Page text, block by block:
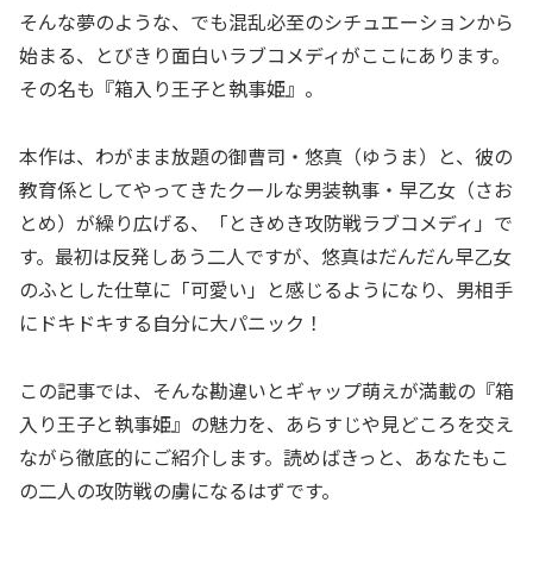
そんな夢のような、でも混乱必至のシチュエーションから
始まる、とびきり面白いラブコメディがここにあります。
その名も『箱入り王子と執事姫』。
本作は、わがまま放題の御曹司・悠真（ゆうま）と、彼の
教育係としてやってきたクールな男装執事・早乙女（さお
とめ）が繰り広げる、「ときめき攻防戦ラブコメディ」で
す。最初は反発しあう二人ですが、悠真はだんだん早乙女
のふとした仕草に「可愛い」と感じるようになり、男相手
にドキドキする自分に大パニック！
この記事では、そんな勘違いとギャップ萌えが満載の『箱
入り王子と執事姫』の魅力を、あらすじや見どころを交え
ながら徹底的にご紹介します。読めばきっと、あなたもこ
の二人の攻防戦の虜になるはずです。